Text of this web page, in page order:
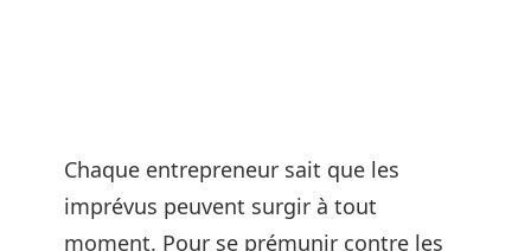
Chaque entrepreneur sait que les
imprévus peuvent surgir à tout
moment. Pour se prémunir contre les